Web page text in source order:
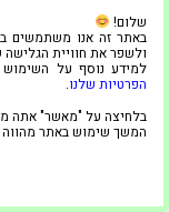
שלום!
ולשפר את חוויית
למידע נוסף על השימוש
הפרטיות שלנו.
בלחיצה על "מאשר" אתה
המשך שימוש באתר מהווה